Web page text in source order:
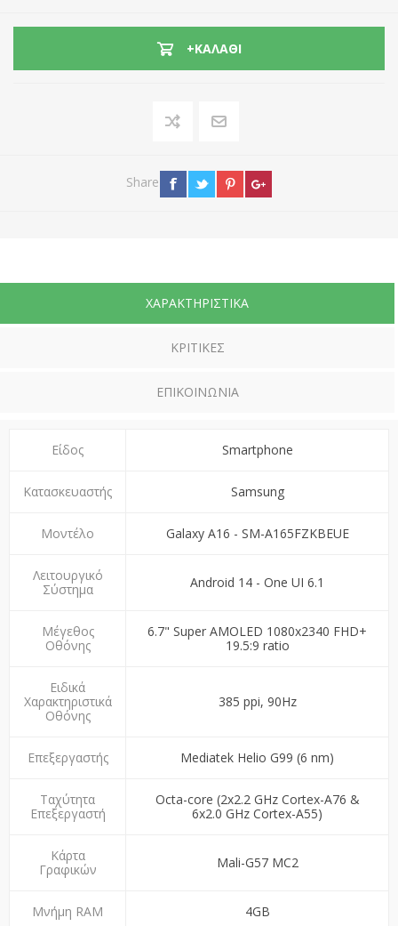
+ΚΑΛΆΘΙ
Share
ΧΑΡΑΚΤΗΡΙΣΤΙΚΆ
ΚΡΙΤΙΚΈΣ
ΕΠΙΚΟΙΝΩΝΊΑ
Είδος Smartphone
Κατασκευαστής Samsung
Μοντέλο Galaxy A16 - SM-A165FZKBEUE
Λειτουργικό
Σύστημα
Android 14 - One UI 6.1
Μέγεθος
Οθόνης
6.7" Super AMOLED 1080x2340 FHD+
19.5:9 ratio
Ειδικά
Χαρακτηριστικά
Οθόνης
385 ppi, 90Hz
Επεξεργαστής Mediatek Helio G99 (6 nm)
Ταχύτητα
Επεξεργαστή
Octa-core (2x2.2 GHz Cortex-A76 &
6x2.0 GHz Cortex-A55)
Κάρτα
Γραφικών
Mali-G57 MC2
Μνήμη RAM 4GB